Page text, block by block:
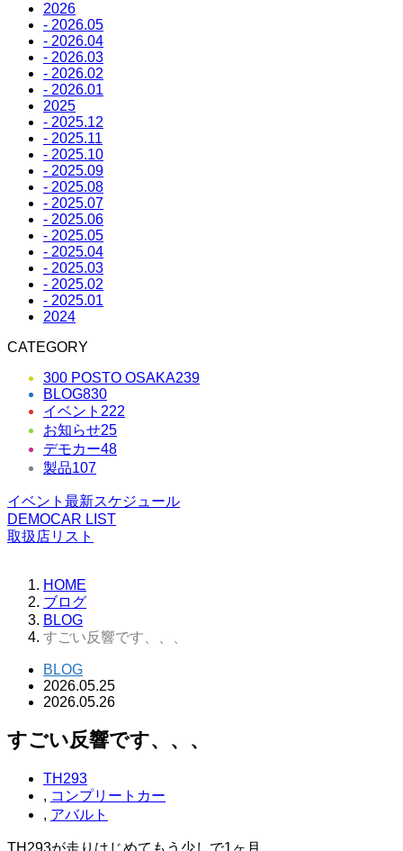
2026
- 2026.05
- 2026.04
- 2026.03
- 2026.02
- 2026.01
2025
- 2025.12
- 2025.11
- 2025.10
- 2025.09
- 2025.08
- 2025.07
- 2025.06
- 2025.05
- 2025.04
- 2025.03
- 2025.02
- 2025.01
2024
CATEGORY
300 POSTO OSAKA239
BLOG830
イベント 222
お知らせ25
デモカー48
製品107
イベント最新スケジュール
DEMOCAR LIST
取扱店リスト
HOME
ブログ
BLOG
すごい反響です、、、
BLOG
2026.05.25
2026.05.26
すごい反響です、、、
TH293
, コンプリートカー
, アバルト
TH293が走りはじめてもう少しで1ヶ月、